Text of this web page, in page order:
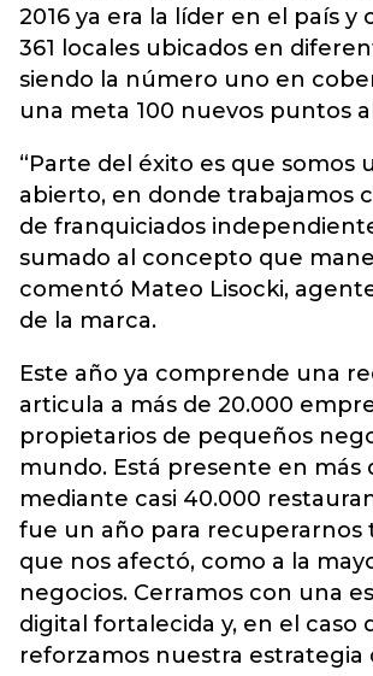
2016 ya era la líder en el país y
361 locales ubicados en
siendo la número uno en
una meta 100 nuevos puntos
“Parte del éxito es que somos
abierto, en donde trabajamos
de franquiciados
sumado al concepto que
comentó Mateo Lisocki,
de la marca.
Este año ya comprende una
articula a más de 20.000
propietarios de pequeños
mundo. Está presente en más
mediante casi 40.000
fue un año para recuperarnos
que nos afectó, como a la
negocios. Cerramos con una
digital fortalecida y, en el caso
reforzamos nuestra estrategia